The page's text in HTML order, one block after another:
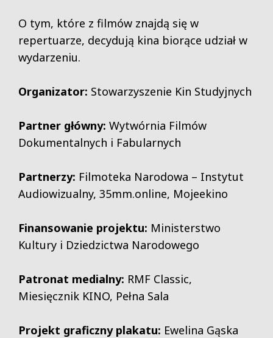
O tym, które z filmów znajdą się w
repertuarze, decydują kina biorące udział w
wydarzeniu.
Organizator: Stowarzyszenie Kin Studyjnych
Partner główny: Wytwórnia Filmów
Dokumentalnych i Fabularnych
Partnerzy: Filmoteka Narodowa – Instytut
Audiowizualny, 35mm.online, Mojeekino
Finansowanie projektu: Ministerstwo
Kultury i Dziedzictwa Narodowego
Patronat medialny: RMF Classic,
Miesięcznik KINO, Pełna Sala
Projekt graficzny plakatu: Ewelina Gąska